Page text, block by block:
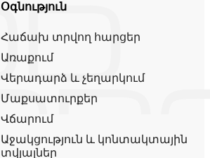
Օգնություն
Հաճախ տրվող հարցեր
Առաքում
Վերադարձ և չեղարկում
Մաքսատուրքեր
Վճարում
Աջակցություն և կոնտակտային
տվյալներ